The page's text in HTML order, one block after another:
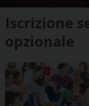
content
Iscrizione
opzionale